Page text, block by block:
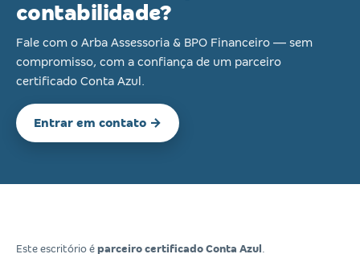
contabilidade?
Fale com o Arba Assessoria & BPO Financeiro — sem
compromisso, com a confiança de um parceiro
certificado Conta Azul.
Entrar em contato →
Este escritório é parceiro certificado Conta Azul